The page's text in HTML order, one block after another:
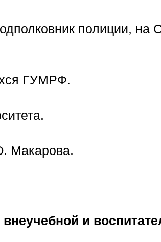
полиции, на
ГУМРФ.
Макарова.
и